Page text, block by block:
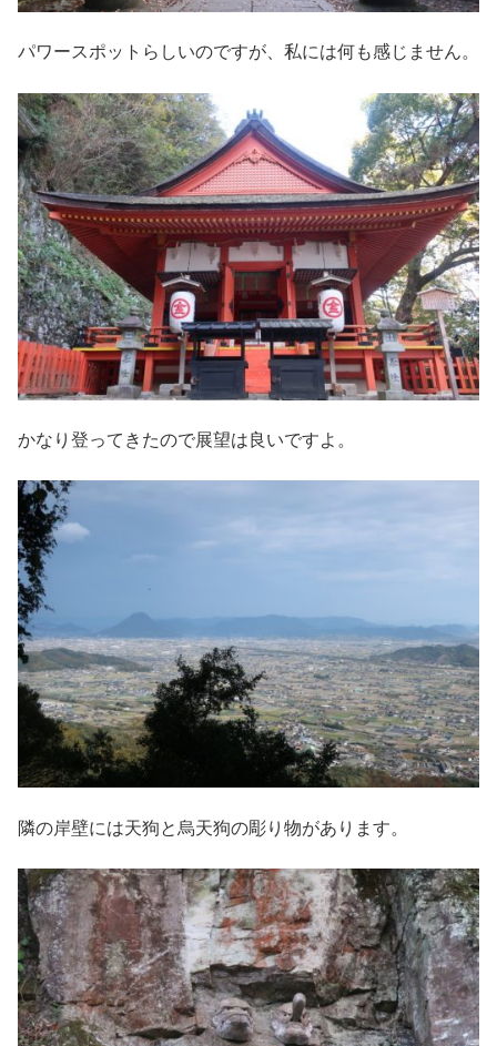
パワースポットらしいのですが、私には何も感じません。
かなり登ってきたので展望は良いですよ。
隣の岸壁には天狗と烏天狗の彫り物があります。